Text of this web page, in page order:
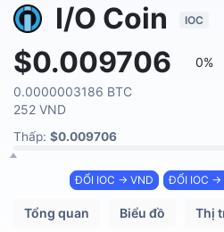
I/O Coin IOC
$0.009706
0%
0.0000003186 BTC
252 VND
Thấp: $0.009706
ĐỔI IOC → VND ĐỔI IOC →
Tổng quan Biểu đồ Thị